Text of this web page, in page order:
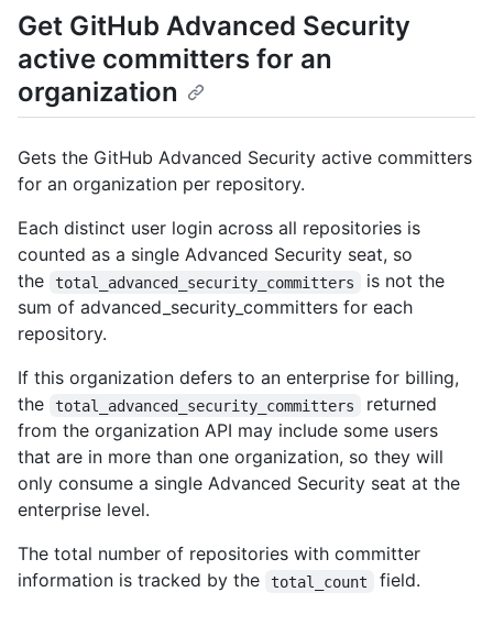
Get GitHub Advanced Security
active committers for an
organization
Gets the GitHub Advanced Security active committers
for an organization per repository.
Each distinct user login across all repositories is
counted as a single Advanced Security seat, so
the
total_advanced_security_committers
is not the
sum of advanced_security_committers for each
repository.
If this organization defers to an enterprise for billing,
the
total_advanced_security_committers
returned
from the organization API may include some users
that are in more than one organization, so they will
only consume a single Advanced Security seat at the
enterprise level.
The total number of repositories with committer
information is tracked by the
total_count field.